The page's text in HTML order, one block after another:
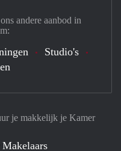
je makkelijk je Kamer
andere aanbod in
Studio's